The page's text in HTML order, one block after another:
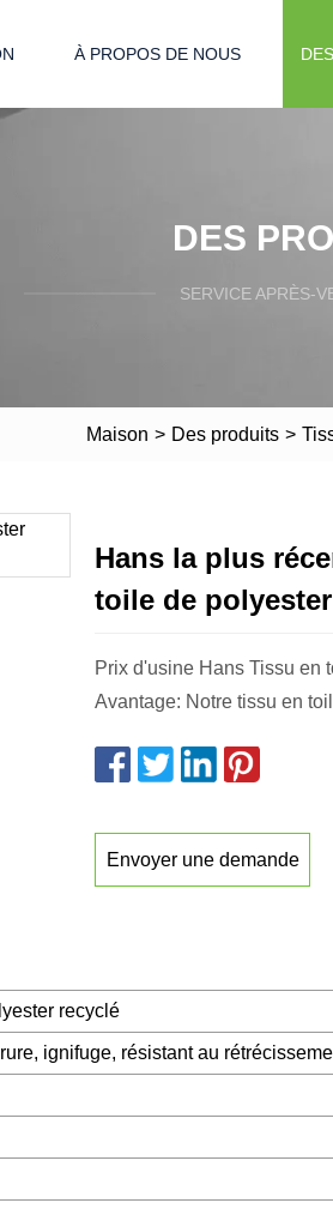
À PROPOS DE NOUS
DES
SERVICE APRÈS-
Maison > Des produits >
Hans la plus
toile de
Prix ​​​​d'usine Hans Tissu en
Avantage: Notre tissu en
Envoyer une demande
recyclé
ignifuge, résistant au